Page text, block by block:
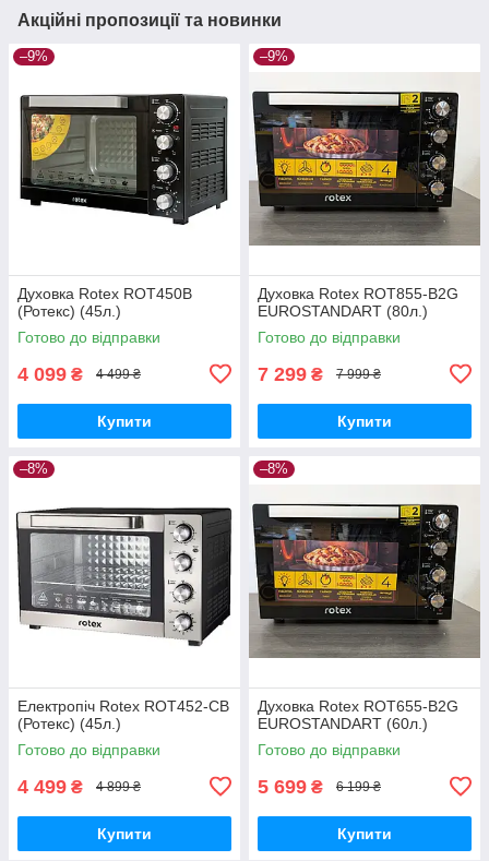
Акційні пропозиції та новинки
–9%
Духовка Rotex ROT450B
(Ротекс) (45л.)
Готово до відправки
4 099 ₴ 4 499 ₴
Купити
–9%
Духовка Rotex ROT855-B2G
EUROSTANDART (80л.)
Готово до відправки
7 299 ₴ 7 999 ₴
Купити
–8%
Електропіч Rotex ROT452-СВ
(Ротекс) (45л.)
Готово до відправки
4 499 ₴ 4 899 ₴
Купити
–8%
Духовка Rotex ROT655-B2G
EUROSTANDART (60л.)
Готово до відправки
5 699 ₴ 6 199 ₴
Купити